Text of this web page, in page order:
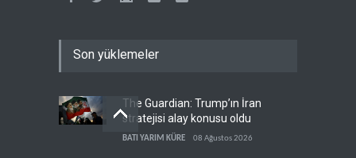
Son yüklemeler
The Guardian: Trump’ın İran
stratejisi alay konusu oldu
BATI YARIM KÜRE 08 Ağustos 2026